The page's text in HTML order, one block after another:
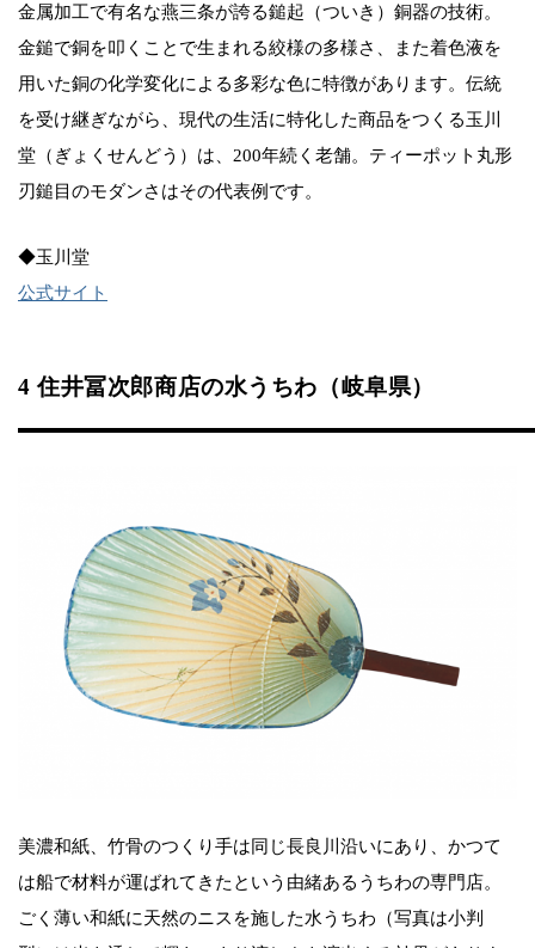
金属加工で有名な燕三条が誇る鎚起（ついき）銅器の技術。
金鎚で銅を叩くことで生まれる絞様の多様さ、また着色液を
用いた銅の化学変化による多彩な色に特徴があります。伝統
を受け継ぎながら、現代の生活に特化した商品をつくる玉川
堂（ぎょくせんどう）は、200年続く老舗。ティーポット丸形
刃鎚目のモダンさはその代表例です。
◆玉川堂
公式サイト
4 住井冨次郎商店の水うちわ（岐阜県）
美濃和紙、竹骨のつくり手は同じ長良川沿いにあり、かつて
は船で材料が運ばれてきたという由緒あるうちわの専門店。
ごく薄い和紙に天然のニスを施した水うちわ（写真は小判